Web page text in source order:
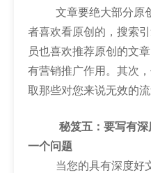
文章要绝大部分原创
者喜欢看原创的，搜索
员也喜欢推荐原创的文
有营销推广作用。其次
取那些对您来说无效的
秘笈五：要写有
一个问题
当您的具有深度好文